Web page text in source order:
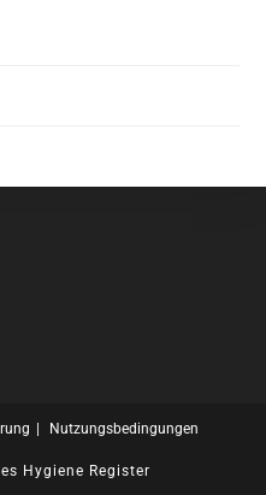
Nutzungsbedingungen
Hygiene Register